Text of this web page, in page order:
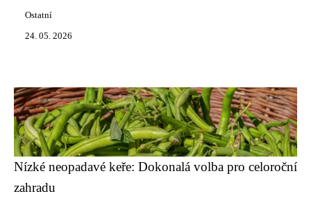
Ostatní
24. 05. 2026
Nízké neopadavé keře: Dokonalá volba pro celoroční
zahradu